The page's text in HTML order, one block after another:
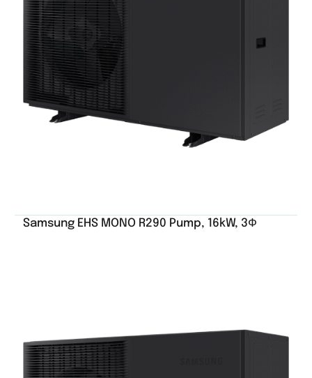
Samsung EHS MONO R290 Pump, 16kW, 3Ф